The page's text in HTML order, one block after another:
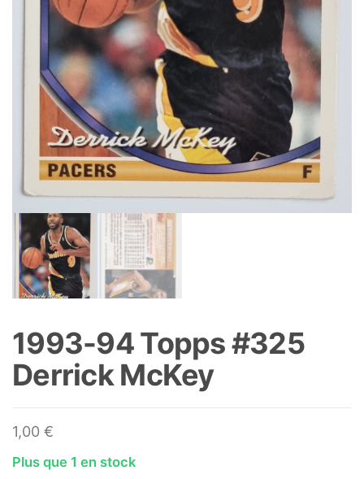
1993-94 Topps #325
Derrick McKey
1,00 €
Plus que 1 en stock